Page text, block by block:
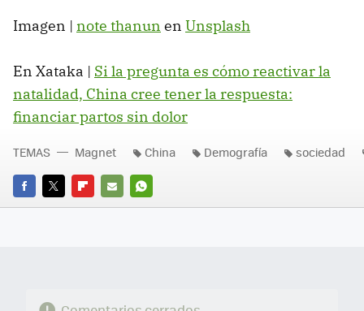
Imagen | note thanun en Unsplash
En Xataka | Si la pregunta es cómo reactivar la
natalidad, China cree tener la respuesta:
financiar partos sin dolor
FACEBOOK
TWITTERFLIPBOARD
E-
WHATSAPP
TEMAS Magnet China Demografía sociedad